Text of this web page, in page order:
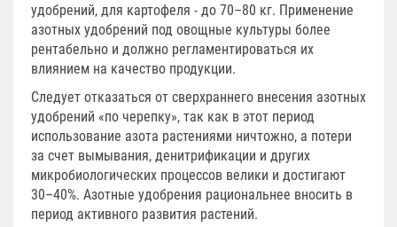
удобрений, для картофеля - до 70–80 кг. Применение
азотных удобрений под овощные культуры более
рентабельно и должно регламентироваться их
влиянием на качество продукции.
Следует отказаться от сверхраннего внесения азотных
удобрений «по черепку», так как в этот период
использование азота растениями ничтожно, а потери
за счет вымывания, денитрификации и других
микробиологических процессов велики и достигают
30–40%. Азотные удобрения рациональнее вносить в
период активного развития растений.